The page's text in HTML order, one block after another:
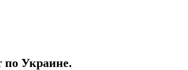
по Украине.